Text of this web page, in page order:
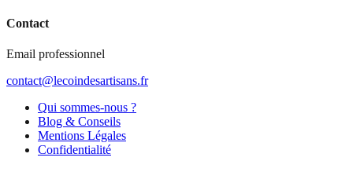
Contact
Email professionnel
contact@lecoindesartisans.fr
Qui sommes-nous ?
Blog & Conseils
Mentions Légales
Confidentialité